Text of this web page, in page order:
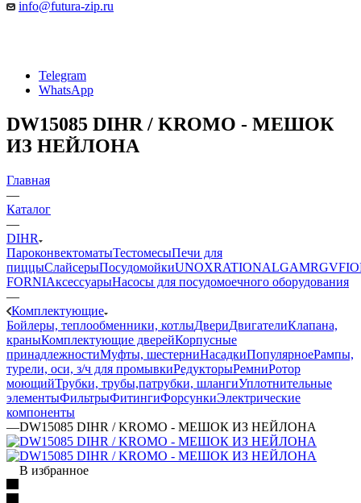
info@futura-zip.ru
Telegram
WhatsApp
DW15085 DIHR / KROMO - МЕШОК
ИЗ НЕЙЛОНА
Главная
—
Каталог
—
DIHR
ПароконвектоматыТестомесыПечи для
пиццыСлайсерыПосудомойкиUNOXRATIONALGAMRGV
FORNIАксессуарыНасосы для посудомоечного оборудования
—
Комплектующие
Бойлеры, теплообменники, котлыДвериДвигателиКлапана,
краныКомплектующие дверейКорпусные
принадлежностиМуфты, шестерниНасадкиПопулярноеРампы,
турели, оси, з/ч для промывкиРедукторыРемниРотор
моющийТрубки, трубы,патрубки, шлангиУплотнительные
элементыФильтрыФитингиФорсункиЭлектрические
компоненты
—DW15085 DIHR / KROMO - МЕШОК ИЗ НЕЙЛОНА
В избранное